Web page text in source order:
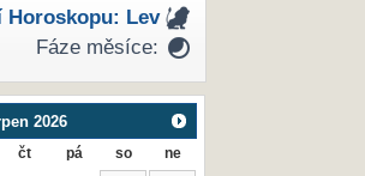
Horoskopu: Lev
Fáze měsíce:
2026
čt pá so ne